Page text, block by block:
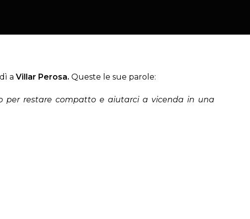
a Villar Perosa. Queste le sue parole:
per restare compatto e aiutarci a vicenda in una